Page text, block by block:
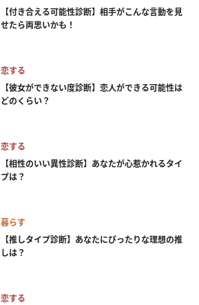
【付き合える可能性診断】相手がこんな言動を見
せたら両思いかも！
恋する
【彼女ができない度診断】恋人ができる可能性は
どのくらい？
恋する
【相性のいい異性診断】あなたが心惹かれるタイ
プは？
暮らす
【推しタイプ診断】あなたにぴったりな理想の推
しは？
恋する